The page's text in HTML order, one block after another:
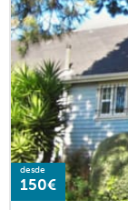
desde
150€